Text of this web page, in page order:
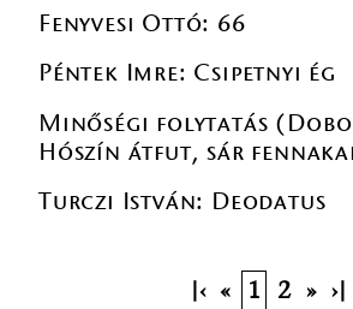
Fenyvesi Ottó: 66
Péntek Imre: Csipetnyi ég
Minőségi folytatás
Hószín átfut, sár
Turczi István: Deodatus
|‹ « 1 2 » ›|